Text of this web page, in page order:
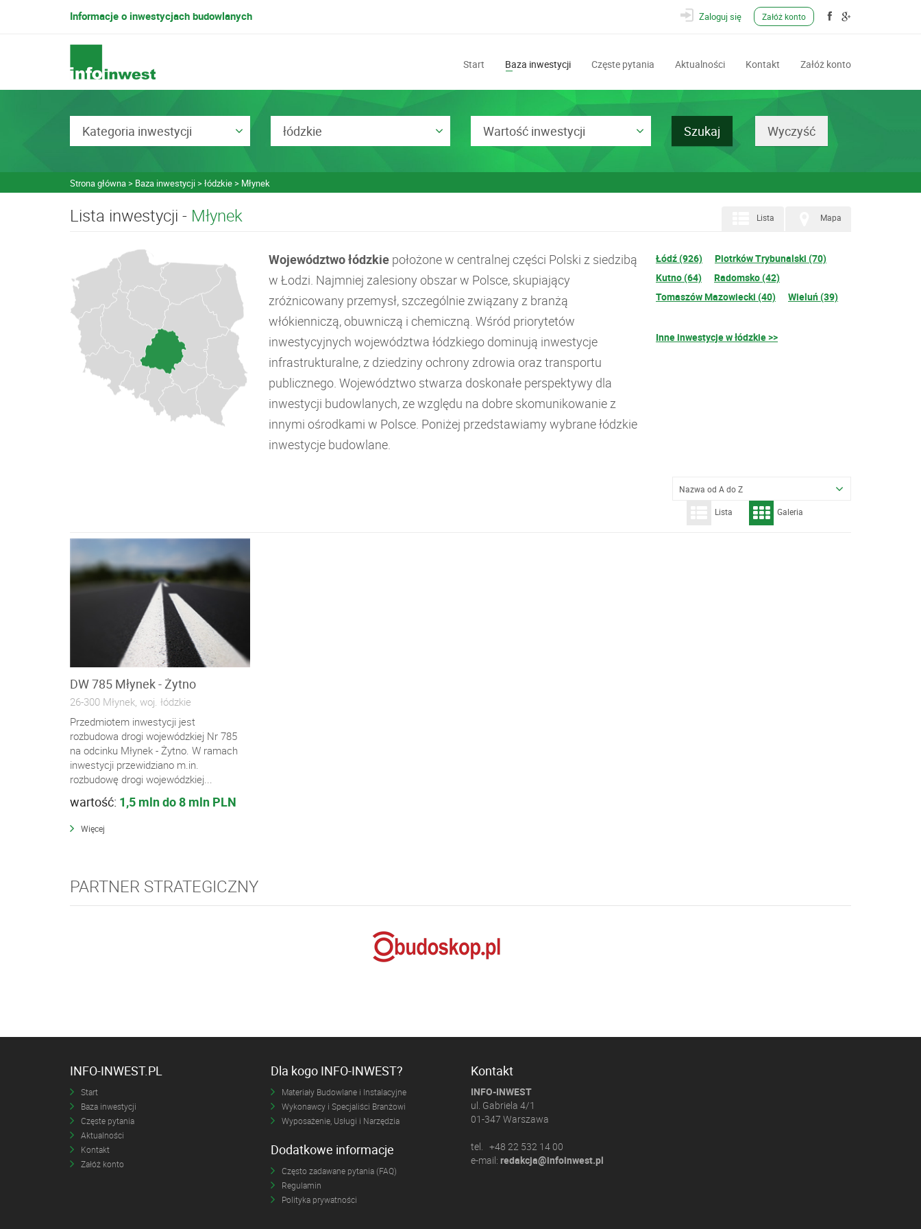
Informacje o inwestycjach budowlanych Zaloguj się Załóż konto
Start Baza inwestycji Częste pytania Aktualności Kontakt Załóż konto
Kategoria inwestycji łódzkie Wartość inwestycji
Strona główna Baza inwestycji łódzkie Młynek
Lista inwestycji - Młynek Mapa
Lista
Województwo łódzkie położone w centralnej części Polski z siedzibą
w Łodzi. Najmniej zalesiony obszar w Polsce, skupiający
zróżnicowany przemysł, szczególnie związany z branżą
włókienniczą, obuwniczą i chemiczną. Wśród priorytetów
inwestycyjnych województwa łódzkiego dominują inwestycje
infrastrukturalne, z dziedziny ochrony zdrowia oraz transportu
publicznego. Województwo stwarza doskonałe perspektywy dla
inwestycji budowlanych, ze względu na dobre skomunikowanie z
innymi ośrodkami w Polsce. Poniżej przedstawiamy wybrane łódzkie
inwestycje budowlane.
Łódź (926)
Piotrków Trybunalski (70)
Kutno (64)
Radomsko (42)
Tomaszów Mazowiecki (40)
Wieluń (39)
Inne inwestycje w łódzkie >>
Nazwa od A do Z
Lista Galeria
DW 785 Młynek - Żytno
26-300 Młynek, woj. łódzkie
Przedmiotem inwestycji jest
rozbudowa drogi wojewódzkiej Nr 785
na odcinku Młynek - Żytno. W ramach
inwestycji przewidziano m.in.
rozbudowę drogi wojewódzkiej...
wartość: 1,5 mln do 8 mln PLN
Więcej
PARTNER STRATEGICZNY
INFO-INWEST.PL
Start
Baza inwestycji
Częste pytania
Aktualności
Kontakt
Załóż konto
Dla kogo INFO-INWEST?
Materiały Budowlane i Instalacyjne
Wykonawcy i Specjaliści Branżowi
Wyposażenie, Usługi i Narzędzia
Dodatkowe informacje
Często zadawane pytania (FAQ)
Regulamin
Polityka prywatności
Kontakt
INFO-INWEST
ul. Gabriela 4/1
01-347 Warszawa
tel. +48 22 532 14 00
e-mail: redakcja@infoinwest.pl